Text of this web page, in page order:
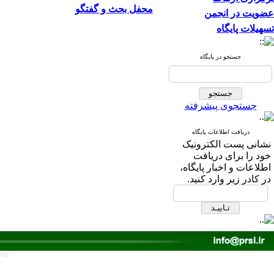
عضویت در انجمن
تسهیلات پایگاه
جستجو در پایگاه
جستجوی پیشرفته
دریافت اطلاعات پایگاه
نشانی پست الکترونیک
خود را برای دریافت
اطلاعات و اخبار پایگاه،
در کادر زیر وارد کنید.
محفل بحث و گفتگو